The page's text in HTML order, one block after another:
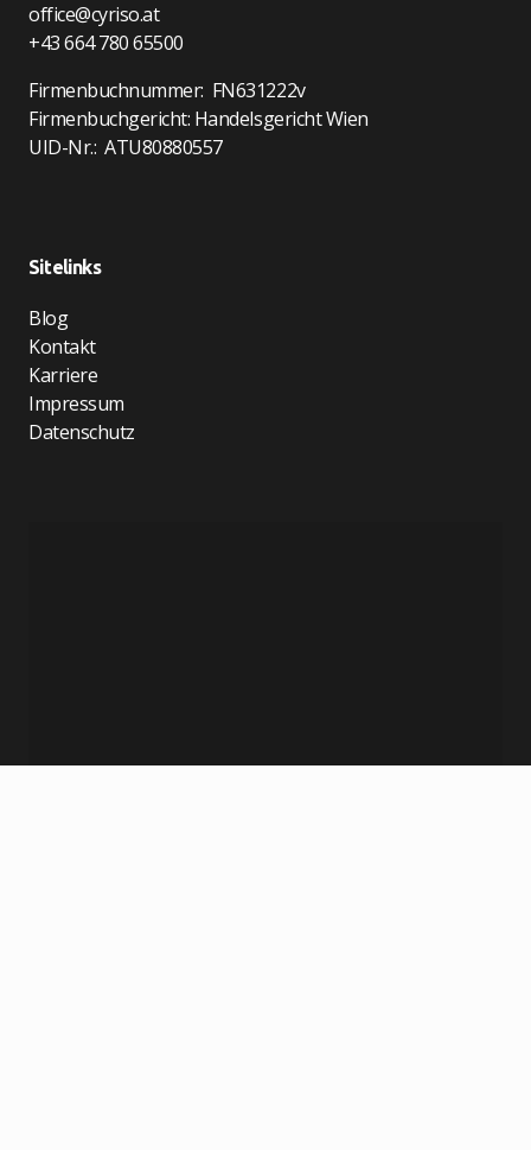
office@cyriso.at
+43 664 780 65500
Firmenbuchnummer: FN631222v
Firmenbuchgericht: Handelsgericht Wien
UID-Nr.: ATU80880557
Sitelinks
Blog
Kontakt
Karriere
Impressum
Datenschutz